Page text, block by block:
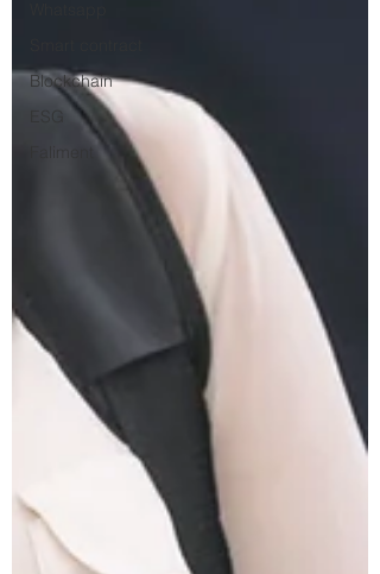
Blockchain
ESG